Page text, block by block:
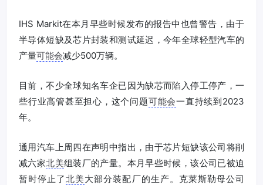
IHS Markit在本月早些时候发布的报告中也曾警告，由于
半导体短缺及芯片封装和测试延迟，今年全球轻型汽车的
产量可能会减少500万辆。
目前，不少全球知名车企已因为缺芯而陷入停工停产，一
些行业高管甚至担心，这个问题可能会一直持续到2023
年。
通用汽车上周四在声明中指出，由于芯片短缺该公司将削
减六家北美组装厂的产量。本月早些时候，该公司已被迫
暂时停止了北美大部分装配厂的生产。克莱斯勒母公司